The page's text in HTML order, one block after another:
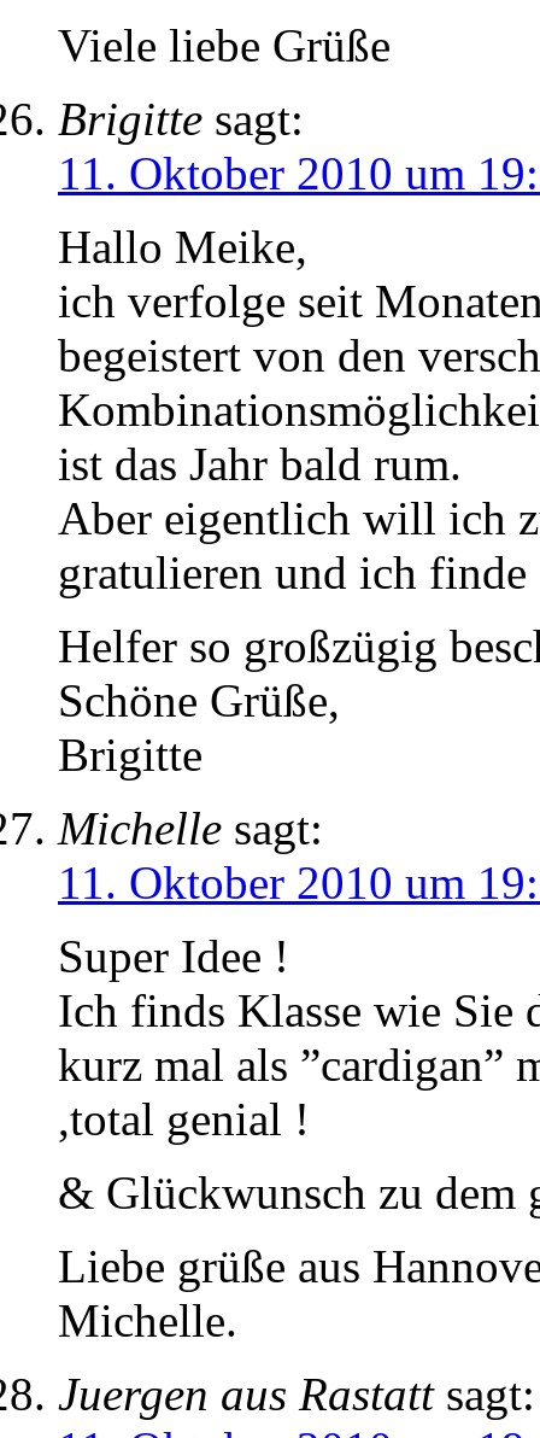
Viele liebe Grüße
Brigitte sagt:
11. Oktober 2010 um
Hallo Meike,
ich verfolge seit
begeistert von den
ist das Jahr bald rum.
Aber eigentlich will ich
gratulieren und ich finde
Helfer so großzügig
Schöne Grüße,
Brigitte
Michelle sagt:
11. Oktober 2010 um
Super Idee !
Ich finds Klasse wie Sie
kurz mal als ”cardigan”
,total genial !
& Glückwunsch zu
Liebe grüße aus
Michelle.
Juergen aus Rastatt sagt: